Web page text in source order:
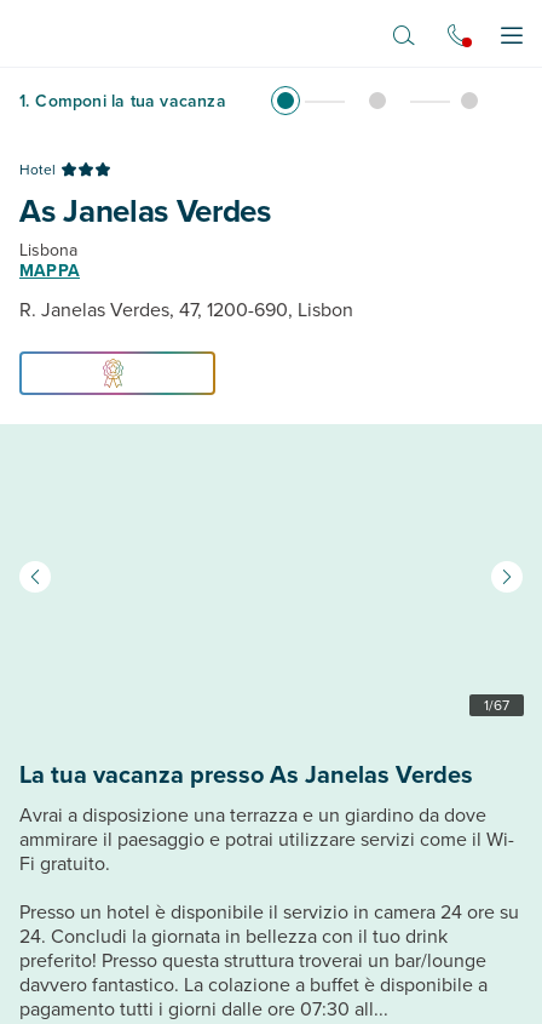
1. Componi la tua vacanza
Hotel
As Janelas Verdes
Lisbona
MAPPA
R. Janelas Verdes, 47, 1200-690, Lisbon
1/67
La tua vacanza presso As Janelas Verdes
Avrai a disposizione una terrazza e un giardino da dove
ammirare il paesaggio e potrai utilizzare servizi come il Wi-
Fi gratuito.
Presso un hotel è disponibile il servizio in camera 24 ore su
24. Concludi la giornata in bellezza con il tuo drink
preferito! Presso questa struttura troverai un bar/lounge
davvero fantastico. La colazione a buffet è disponibile a
pagamento tutti i giorni dalle ore 07:30 all...